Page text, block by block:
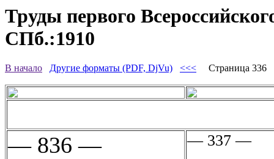
Труды первого
СПб.:1910
В начало Другие форматы (PDF, DjVu) <<< Страница 336
— 836 —
— 337 —